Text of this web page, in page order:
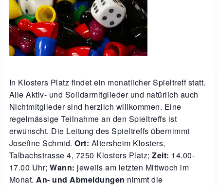
In Klosters Platz findet ein monatlicher Spieltreff statt.
Alle Aktiv- und Solidarmitglieder und natürlich auch
Nichtmitglieder sind herzlich willkommen. Eine
regelmässige Teilnahme an den Spieltreffs ist
erwünscht. Die Leitung des Spieltreffs übernimmt
Josefine Schmid.Ort: Altersheim Klosters,
Talbachstrasse 4, 7250 Klosters Platz;Zeit: 14.00-
17.00 Uhr;Wann: jeweils am letzten Mittwoch im
Monat.An- und Abmeldungen nimmt die